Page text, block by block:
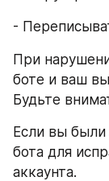
-
При
боте и ваш
Будьте
Если вы
бота для
аккаунта.